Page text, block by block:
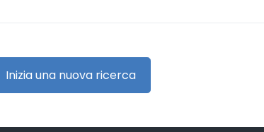
Inizia una nuova ricerca